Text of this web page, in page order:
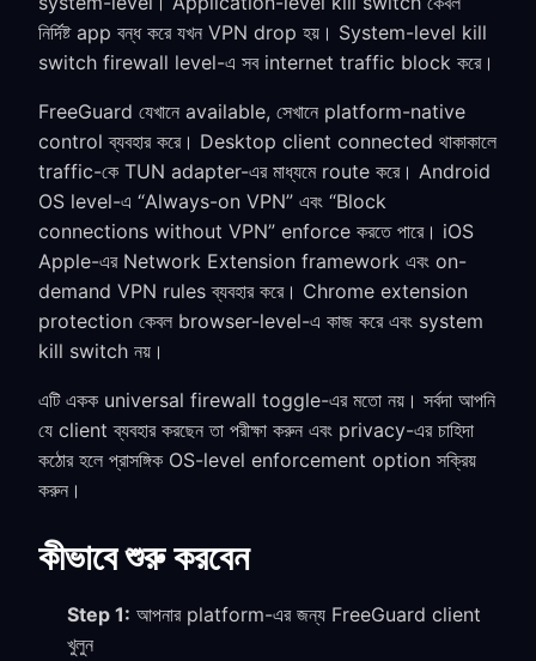
নির্দিষ্ট app বন্ধ করে যখন VPN drop হয়। System-level kill
switch firewall level-এ সব internet traffic block করে।
FreeGuard যেখানে available, সেখানে platform-native
control ব্যবহার করে। Desktop client connected থাকাকালে
traffic-কে TUN adapter-এর মাধ্যমে route করে। Android
OS level-এ “Always-on VPN” এবং “Block
connections without VPN” enforce করতে পারে। iOS
Apple-এর Network Extension framework এবং on-
demand VPN rules ব্যবহার করে। Chrome extension
protection কেবল browser-level-এ কাজ করে এবং system
kill switch নয়।
এটি একক universal firewall toggle-এর মতো নয়। সর্বদা আপনি
যে client ব্যবহার করছেন তা পরীক্ষা করুন এবং privacy-এর চাহিদা
কঠোর হলে প্রাসঙ্গিক OS-level enforcement option সক্রিয়
করুন।
কীভাবে শুরু করবেন
Step 1: আপনার platform-এর জন্য FreeGuard client
খুলুন